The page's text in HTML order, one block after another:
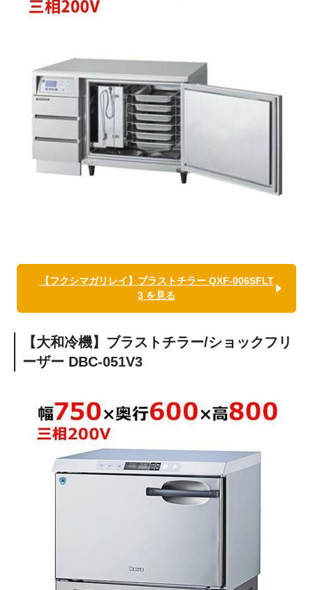
【フクシマガリレイ】ブラストチラー QXF-006SFLT
3 を見る
【大和冷機】ブラストチラー/ショックフリ
ーザー DBC-051V3